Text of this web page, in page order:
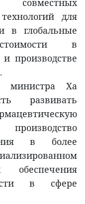
совместных
для
в глобальные
в
производстве
министра Ха
развивать
в более
в сфере